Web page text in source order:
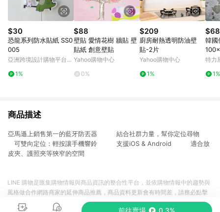
$30
恐龍系列防水貼紙 SS0
005
亞洲跨境設計購物平台
1%
$88
壁貼 愛情花樹 牆貼 壁
貼紙 創意壁貼
Yahoo購物中心
0%
$209
廚房耐熱透明防油壁
貼-2片
Yahoo購物中心
1%
韓國
特力
1%
商品描述
亞馬遜上銷售第一的藍牙防丟器 結合社群力量，幫你定位尋物
可雙向定位：輕按讓手機響鈴 支援iOS & Android 適合放
皮夾、護照夾等狹窄的空間
前往賣場 0.3%
LINE 購物是匯集購物情報與商品資訊的整合性平台，並依購物情報中的趨勢與
風格做合作網路商家的延伸商品推薦，商品資料更新會有時間差，請務必點擊
商品至各合作網路商家，確認現售價與購物條件，一切資訊以合作廠商網頁為